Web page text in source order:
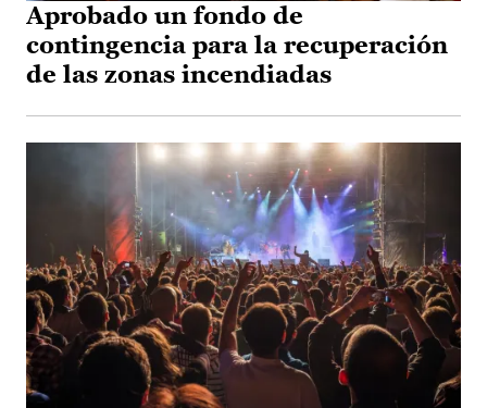
Aprobado un fondo de
contingencia para la recuperación
de las zonas incendiadas